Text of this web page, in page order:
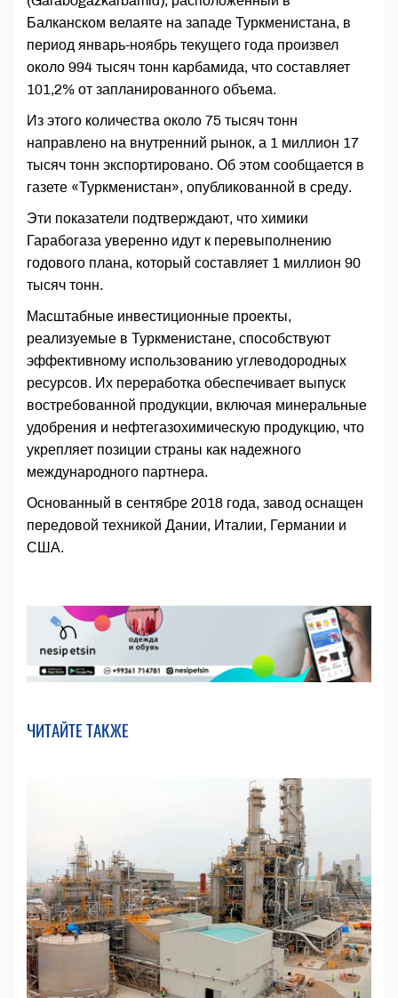
Балканском велаяте на западе Туркменистана, в
период январь-ноябрь текущего года произвел
около 994 тысяч тонн карбамида, что составляет
101,2% от запланированного объема.
Из этого количества около 75 тысяч тонн
направлено на внутренний рынок, а 1 миллион 17
тысяч тонн экспортировано. Об этом сообщается в
газете «Туркменистан», опубликованной в среду.
Эти показатели подтверждают, что химики
Гарабогаза уверенно идут к перевыполнению
годового плана, который составляет 1 миллион 90
тысяч тонн.
Масштабные инвестиционные проекты,
реализуемые в Туркменистане, способствуют
эффективному использованию углеводородных
ресурсов. Их переработка обеспечивает выпуск
востребованной продукции, включая минеральные
удобрения и нефтегазохимическую продукцию, что
укрепляет позиции страны как надежного
международного партнера.
Основанный в сентябре 2018 года, завод оснащен
передовой техникой Дании, Италии, Германии и
США.
ЧИТАЙТЕ ТАКЖЕ